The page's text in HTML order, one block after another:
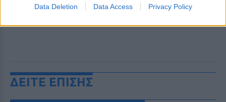
Data Deletion Data Access Privacy Policy
ΔΕΙΤΕ ΕΠΙΣΗΣ